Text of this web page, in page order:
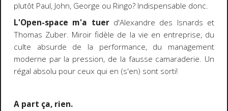
plutôt Paul, John, George ou Ringo? Indispensable donc.
L'Open-space m'a tuerd'Alexandre des Isnards et
Thomas Zuber. Miroir fidèle de la vie en entreprise, du
culte absurde de la performance, du management
moderne par la pression, de la fausse camaraderie. Un
régal absolu pour ceux qui en (s'en) sont sorti!
A part ça, rien.